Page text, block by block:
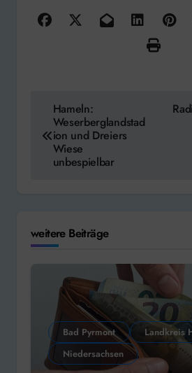
Beitragsnavigation
Hameln:
Weserberglandstad
ion und Dreiers
Wiese
unbespielbar
weitere Beiträge
Bad Pyrmont
Landkreis
Niedersachsen